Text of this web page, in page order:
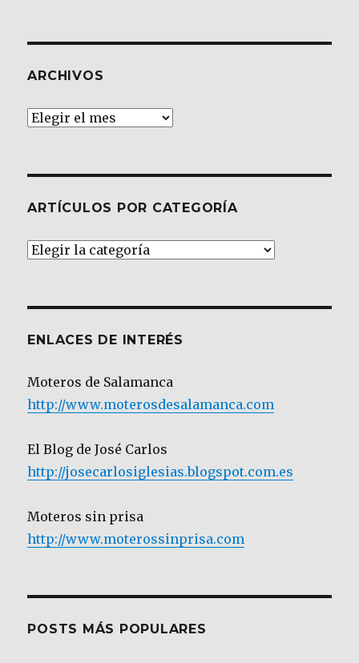
ARCHIVOS
Archivos
ARTÍCULOS POR CATEGORÍA
Artículos
ENLACES DE INTERÉS
Moteros de Salamanca
http://www.moterosdesalamanca.com
El Blog de José Carlos
http://josecarlosiglesias.blogspot.com.es
Moteros sin prisa
http://www.moterossinprisa.com
POSTS MÁS POPULARES